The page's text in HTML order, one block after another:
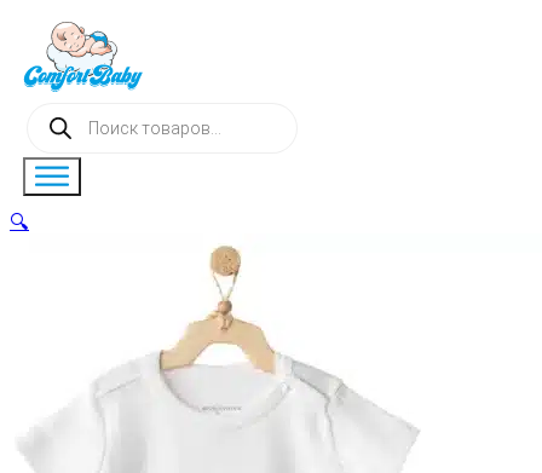
Поиск
товаров
🔍